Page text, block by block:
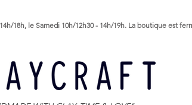
18h, le Samedi 10h/12h30 - 14h/19h. La boutique est